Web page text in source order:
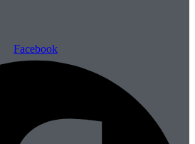
Facebook